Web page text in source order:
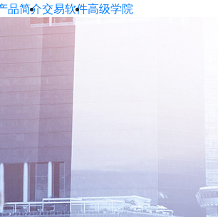
品简介交易软件高级学院